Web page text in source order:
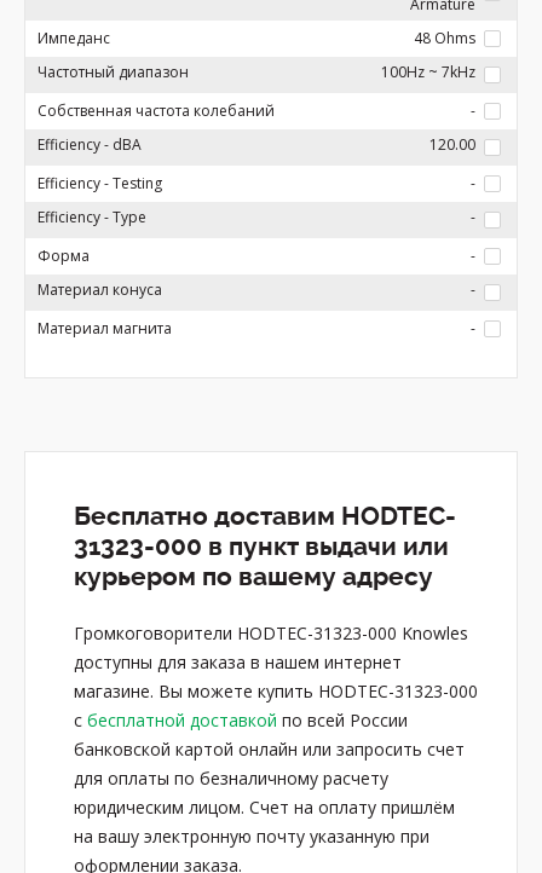
Armature
Импеданс
48 Ohms
Частотный диапазон
100Hz ~ 7kHz
Собственная частота колебаний
-
Efficiency - dBA
120.00
Efficiency - Testing
-
Efficiency - Type
-
Форма
-
Материал конуса
-
Материал магнита
-
Бесплатно доставим HODTEC-
31323-000 в пункт выдачи или
курьером по вашему адресу
Громкоговорители HODTEC-31323-000 Knowles
доступны для заказа в нашем интернет
магазине. Вы можете купить HODTEC-31323-000
с бесплатной доставкой по всей России
банковской картой онлайн или запросить счет
для оплаты по безналичному расчету
юридическим лицом. Счет на оплату пришлём
на вашу электронную почту указанную при
оформлении заказа.